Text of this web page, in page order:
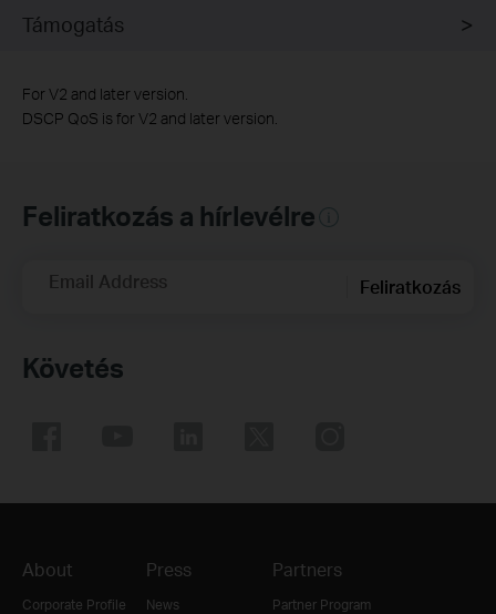
Támogatás
For V2 and later version.
DSCP QoS is for V2 and later version.
Feliratkozás a hírlevélre
Email Address Feliratkozás
Követés
About
Corporate Profile
Press
News
Partners
Partner Program